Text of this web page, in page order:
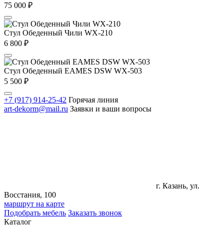
75 000 ₽
Стул Обеденный Чили WX-210
6 800 ₽
Стул Обеденный EAMES DSW WX-503
5 500 ₽
+7 (917) 914-25-42 Горячая линия
art-dekorm@mail.ru Заявки и ваши вопросы
г. Казань, ул.
Восстания, 100
маршрут на карте
Подобрать мебель Заказать звонок
Каталог